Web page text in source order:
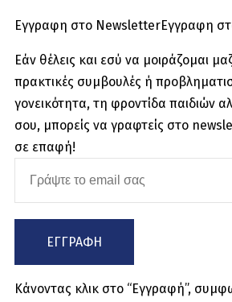
Εγγραφη στο NewsletterΕγγραφη
Εάν θέλεις και εσύ να μοιράζομαι
πρακτικές συμβουλές ή
γονεικότητα, τη φροντίδα παιδιών
σου, μπορείς να γραφτείς στο
σε επαφή!
ΕΓΓΡΑΦΉ
Κάνοντας κλικ στο “Εγγραφή”,